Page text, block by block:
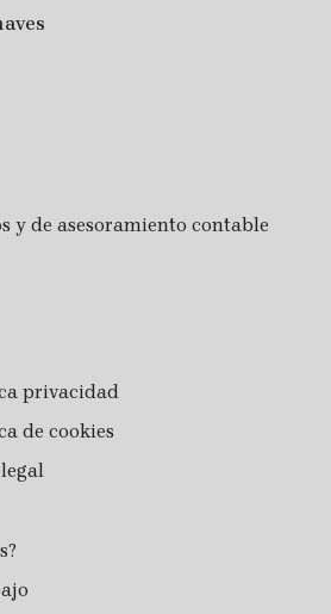
y de asesoramiento contable
privacidad
de cookies